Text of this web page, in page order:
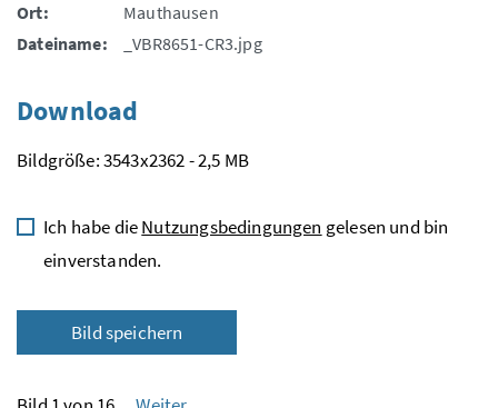
Ort:
Mauthausen
Dateiname:
_VBR8651-CR3.jpg
Download
Bildgröße: 3543x2362 - 2,5 MB
Ich habe dieNutzungsbedingungen gelesen und bin
einverstanden.
Bild speichern